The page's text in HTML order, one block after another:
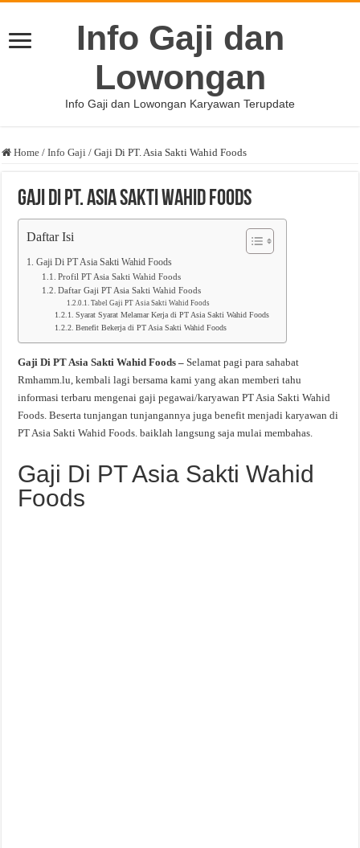
Info Gaji dan
Lowongan
Info Gaji dan Lowongan Karyawan Terupdate
Home / Info Gaji / Gaji Di PT. Asia Sakti Wahid Foods
Gaji Di PT. Asia Sakti Wahid Foods
Daftar Isi
Gaji Di PT Asia Sakti Wahid Foods
Profil PT Asia Sakti Wahid Foods
Daftar Gaji PT Asia Sakti Wahid Foods
Tabel Gaji PT Asia Sakti Wahid Foods
Syarat Syarat Melamar Kerja di PT Asia Sakti Wahid Foods
Benefit Bekerja di PT Asia Sakti Wahid Foods
Gaji Di PT Asia Sakti Wahid Foods –Selamat pagi para sahabat
Rmhamm.lu, kembali lagi bersama kami yang akan memberi tahu
informasi terbaru mengenai gaji pegawai/karyawan PT Asia Sakti Wahid
Foods. Beserta tunjangan tunjangannya juga benefit menjadi karyawan di
PT Asia Sakti Wahid Foods. baiklah langsung saja mulai membahas.
Gaji Di PT Asia Sakti Wahid
Foods